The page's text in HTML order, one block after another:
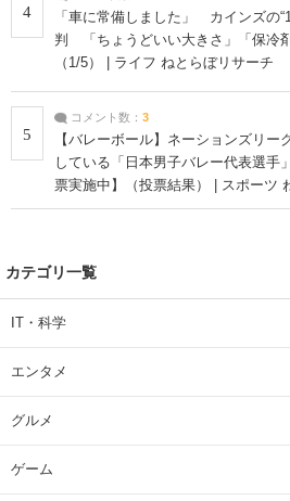
4
「車に常備しました」 カインズの
判 「ちょうどいい大きさ」「保冷
（1/5） | ライフ ねとらぼリサーチ
5
コメント数： 3
【バレーボール】ネーションズリ
している「日本男子バレー代表選手
票実施中】（投票結果） | スポーツ
カテゴリ一覧
IT・科学
エンタメ
グルメ
ゲーム